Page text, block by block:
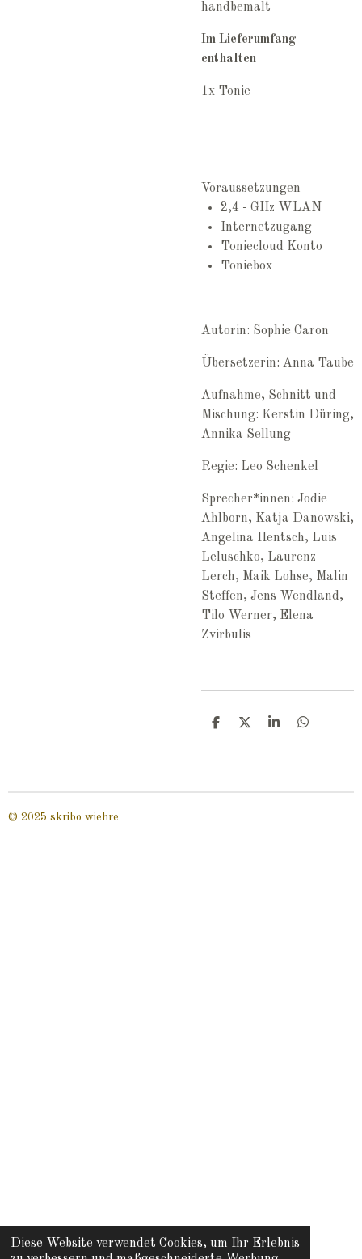
Diese Website verwendet Cookies, um Ihr Erlebnis
handbemalt
Im Lieferumfang
enthalten
1x Tonie
Voraussetzungen
2,4 - GHz WLAN
Internetzugang
Toniecloud Konto
Toniebox
Autorin: Sophie Caron
Übersetzerin: Anna Taube
Aufnahme, Schnitt und
Mischung: Kerstin Düring,
Annika Sellung
Regie: Leo Schenkel
Sprecher*innen: Jodie
Ahlborn, Katja Danowski,
Angelina Hentsch, Luis
Leluschko, Laurenz
Lerch, Maik Lohse, Malin
Steffen, Jens Wendland,
Tilo Werner, Elena
Zvirbulis
T
n
T
n
T
n
T
n
© 2025 skribo wiehre